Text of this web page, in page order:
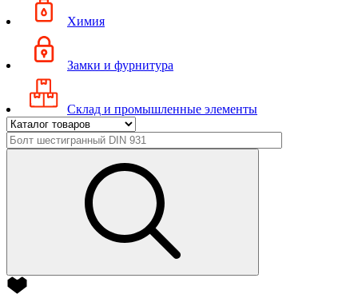
Химия
Замки и фурнитура
Склад и промышленные элементы